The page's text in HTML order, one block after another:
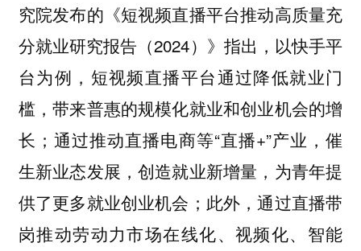
究院发布的《短视频直播平台推动高质量充
分就业研究报告（2024）》指出，以快手平
台为例，短视频直播平台通过降低就业门
槛，带来普惠的规模化就业和创业机会的增
长；通过推动直播电商等“直播+”产业，催
生新业态发展，创造就业新增量，为青年提
供了更多就业创业机会；此外，通过直播带
岗推动劳动力市场在线化、视频化、智能